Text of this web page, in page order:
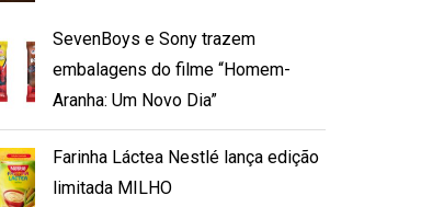
SevenBoys e Sony trazem
embalagens do filme “Homem-
Aranha: Um Novo Dia”
Farinha Láctea Nestlé lança edição
limitada MILHO